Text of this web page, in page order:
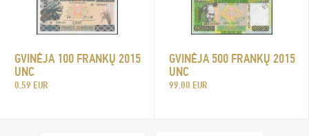
GVINĖJA 100 FRANKŲ 2015
UNC
0.59 EUR
GVINĖJA 500 FRANKŲ 2015
UNC
99.00 EUR